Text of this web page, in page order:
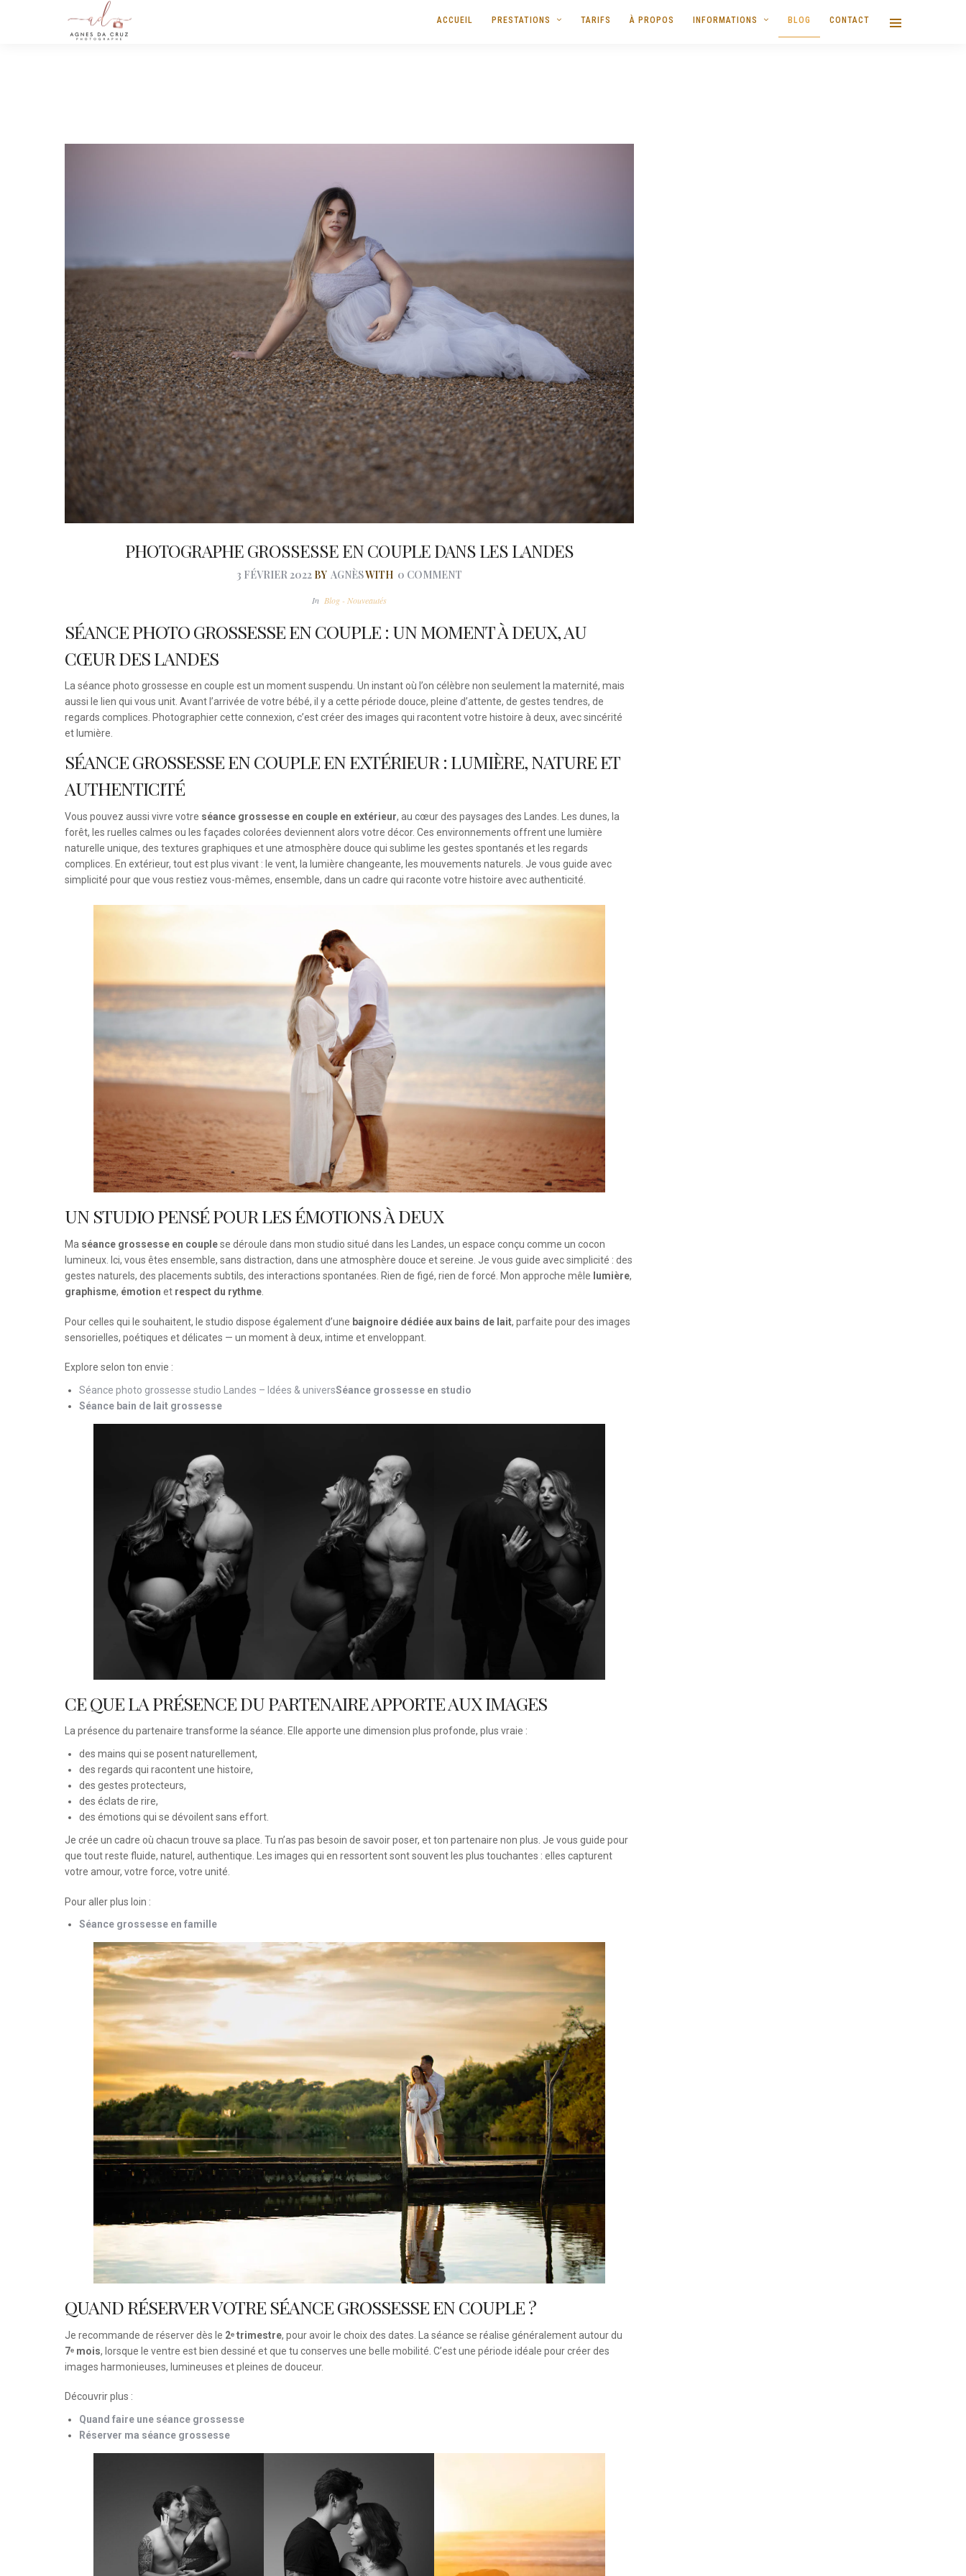
ACCUEIL PRESTATIONS TARIFS À PROPOS INFORMATIONS BLOG CONTACT
PHOTOGRAPHE GROSSESSE EN COUPLE DANS LES LANDES
3 FÉVRIER 2022 BY AGNÈSWITH 0 COMMENT
In Blog - Nouveautés
SÉANCE PHOTO GROSSESSE EN COUPLE : UN MOMENT À DEUX, AU
CŒUR DES LANDES
La séance photo grossesse en couple est un moment suspendu. Un instant où l’on célèbre non seulement la maternité, mais
aussi le lien qui vous unit. Avant l’arrivée de votre bébé, il y a cette période douce, pleine d’attente, de gestes tendres, de
regards complices. Photographier cette connexion, c’est créer des images qui racontent votre histoire à deux, avec sincérité
et lumière.
SÉANCE GROSSESSE EN COUPLE EN EXTÉRIEUR : LUMIÈRE, NATURE ET
AUTHENTICITÉ
Vous pouvez aussi vivre votre séance grossesse en couple en extérieur, au cœur des paysages des Landes. Les dunes, la
forêt, les ruelles calmes ou les façades colorées deviennent alors votre décor. Ces environnements offrent une lumière
naturelle unique, des textures graphiques et une atmosphère douce qui sublime les gestes spontanés et les regards
complices. En extérieur, tout est plus vivant : le vent, la lumière changeante, les mouvements naturels. Je vous guide avec
simplicité pour que vous restiez vous-mêmes, ensemble, dans un cadre qui raconte votre histoire avec authenticité.
UN STUDIO PENSÉ POUR LES ÉMOTIONS À DEUX
Ma séance grossesse en couplese déroule dans mon studio situé dans les Landes, un espace conçu comme un cocon
lumineux. Ici, vous êtes ensemble, sans distraction, dans une atmosphère douce et sereine. Je vous guide avec simplicité : des
gestes naturels, des placements subtils, des interactions spontanées. Rien de figé, rien de forcé. Mon approche mêle lumière,
graphisme, émotion et respect du rythme
Pour celles qui le souhaitent, le studio dispose également d’une baignoire dédiée aux bains de lait, parfaite pour des images
sensorielles, poétiques et délicates — un moment à deux, intime et enveloppant.
Explore selon ton envie :
Séance photo grossesse studio Landes – Idées & universSéance grossesse en studio
Séance bain de lait grossesse
CE QUE LA PRÉSENCE DU PARTENAIRE APPORTE AUX IMAGES
La présence du partenaire transforme la séance. Elle apporte une dimension plus profonde, plus vraie :
des mains qui se posent naturellement,
des regards qui racontent une histoire,
des gestes protecteurs,
des éclats de rire,
des émotions qui se dévoilent sans effort.
Je crée un cadre où chacun trouve sa place. Tu n’as pas besoin de savoir poser, et ton partenaire non plus. Je vous guide pour
que tout reste fluide, naturel, authentique. Les images qui en ressortent sont souvent les plus touchantes : elles capturent
votre amour, votre force, votre unité.
Pour aller plus loin :
Séance grossesse en famille
QUAND RÉSERVER VOTRE SÉANCE GROSSESSE EN COUPLE ?
Je recommande de réserver dès le 2ᵉ trimestre, pour avoir le choix des dates. La séance se réalise généralement autour du
7ᵉ mois, lorsque le ventre est bien dessiné et que tu conserves une belle mobilité. C’est une période idéale pour créer des
images harmonieuses, lumineuses et pleines de douceur.
Découvrir plus :
Quand faire une séance grossesse
Réserver ma séance grossesse